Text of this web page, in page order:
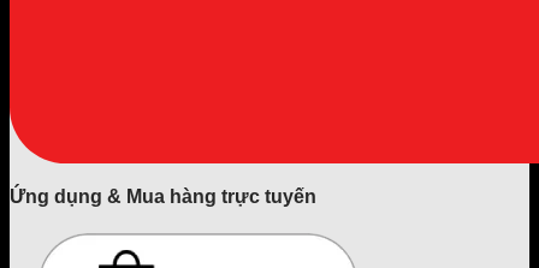
Ứng dụng & Mua hàng trực tuyến